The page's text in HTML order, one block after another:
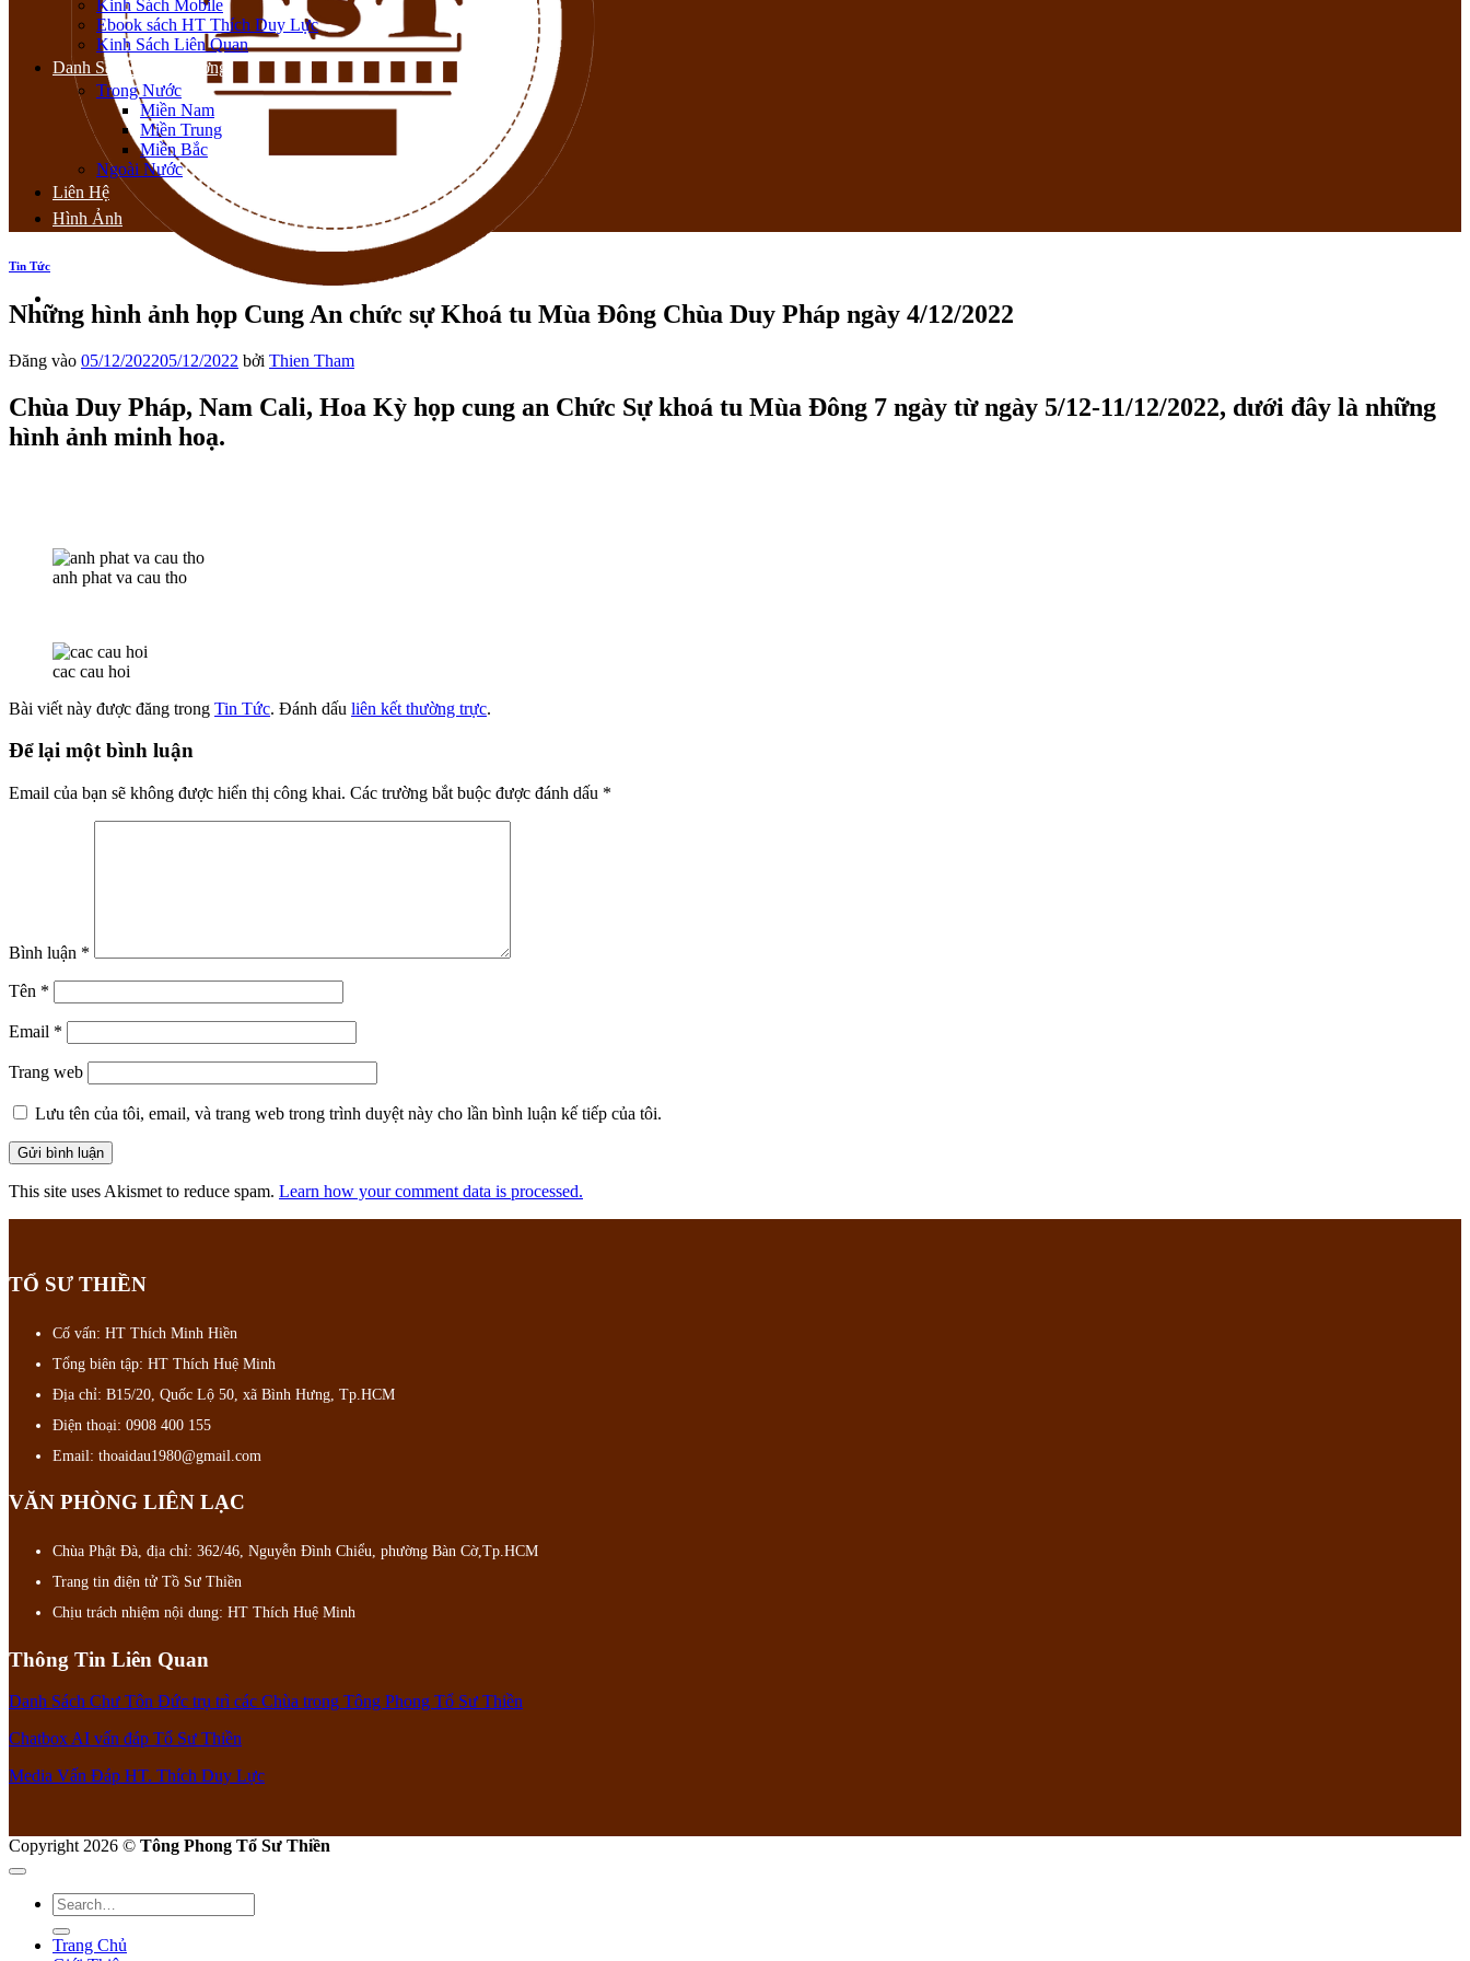
Kinh Sách Mobile
Ebook sách HT Thích Duy Lực
Kinh Sách Liên Quan
Danh Sách Thiền Đường
Trong Nước
Miền Nam
Miền Trung
Miền Bắc
Ngoài Nước
Liên Hệ
Hình Ảnh
Tin Tức
Những hình ảnh họp Cung An chức sự Khoá tu Mùa Đông Chùa Duy Pháp ngày 4/12/2022
Đăng vào 05/12/202205/12/2022 bởi Thien Tham
Chùa Duy Pháp, Nam Cali, Hoa Kỳ họp cung an Chức Sự khoá tu Mùa Đông 7 ngày từ ngày 5/12-11/12/2022, dưới đây là những
hình ảnh minh hoạ.
anh phat va cau tho
cac cau hoi
Bài viết này được đăng trong Tin Tức. Đánh dấu liên kết thường trực.
Để lại một bình luận
Email của bạn sẽ không được hiển thị công khai. Các trường bắt buộc được đánh dấu *
Bình luận *
Tên *
Email *
Trang web
Lưu tên của tôi, email, và trang web trong trình duyệt này cho lần bình luận kế tiếp của tôi.
This site uses Akismet to reduce spam. Learn how your comment data is processed.
TỔ SƯ THIỀN
Cố vấn: HT Thích Minh Hiền
Tổng biên tập: HT Thích Huệ Minh
Địa chỉ: B15/20, Quốc Lộ 50, xã Bình Hưng, Tp.HCM
Điện thoại: 0908 400 155
Email: thoaidau1980@gmail.com
VĂN PHÒNG LIÊN LẠC
Chùa Phật Đà, địa chỉ: 362/46, Nguyễn Đình Chiểu, phường Bàn Cờ,Tp.HCM
Trang tin điện tử Tồ Sư Thiền
Chịu trách nhiệm nội dung: HT Thích Huệ Minh
Thông Tin Liên Quan
Danh Sách Chư Tôn Đức trụ trì các Chùa trong Tông Phong Tổ Sư Thiền
Chatbox AI vấn đáp Tổ Sư Thiền
Media Vấn Đáp HT. Thích Duy Lực
Copyright 2026 © Tông Phong Tổ Sư Thiền
Trang Chủ